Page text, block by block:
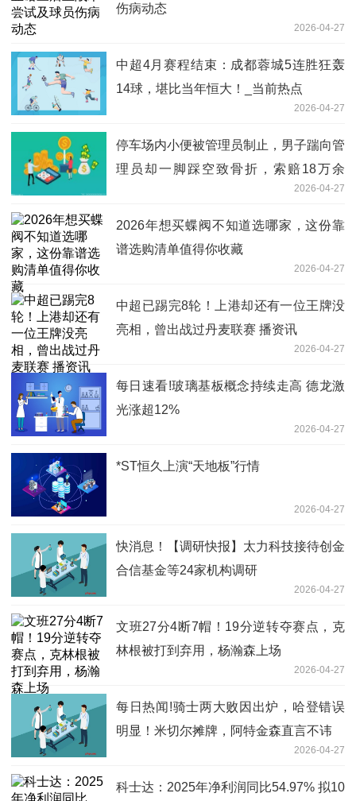
伤病动态
2026-04-27
中超4月赛程结束：成都蓉城5连胜狂轰
14球，堪比当年恒大！_当前热点
2026-04-27
停车场内小便被管理员制止，男子踹向管
理员却一脚踩空致骨折，索赔18万余
元，法院驳回：男子不当行为在先，伤情
与被告无关 今日快讯
2026-04-27
2026年想买蝶阀不知道选哪家，这份靠
谱选购清单值得你收藏
2026-04-27
中超已踢完8轮！上港却还有一位王牌没
亮相，曾出战过丹麦联赛 播资讯
2026-04-27
每日速看!玻璃基板概念持续走高 德龙激
光涨超12%
2026-04-27
*ST恒久上演“天地板”行情
2026-04-27
快消息！【调研快报】太力科技接待创金
合信基金等24家机构调研
2026-04-27
文班27分4断7帽！19分逆转夺赛点，克
林根被打到弃用，杨瀚森上场
2026-04-27
每日热闻!骑士两大败因出炉，哈登错误
明显！米切尔摊牌，阿特金森直言不讳
2026-04-27
科士达：2025年净利润同比54.97% 拟10